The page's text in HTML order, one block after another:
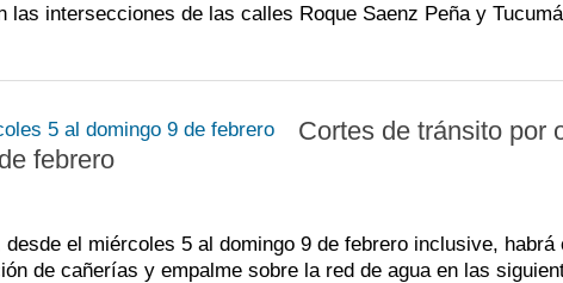
intersecciones de las calles Roque Saenz Peña y
Cortes de tránsito por
febrero
el miércoles 5 al domingo 9 de febrero inclusive, habrá
de cañerías y empalme sobre la red de agua en las